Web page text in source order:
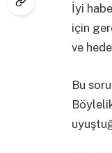
İyi
için
ve
Bu